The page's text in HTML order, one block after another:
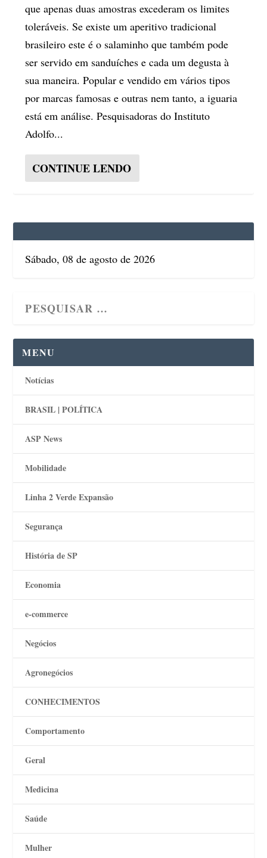
que apenas duas amostras excederam os limites
toleráveis. Se existe um aperitivo tradicional
brasileiro este é o salaminho que também pode
ser servido em sanduíches e cada um degusta à
sua maneira. Popular e vendido em vários tipos
por marcas famosas e outras nem tanto, a iguaria
está em análise. Pesquisadoras do Instituto
Adolfo...
CONTINUE LENDO
Sábado, 08 de agosto de 2026
MENU
Notícias
BRASIL | POLÍTICA
ASP News
Mobilidade
Linha 2 Verde Expansão
Segurança
História de SP
Economia
e-commerce
Negócios
Agronegócios
CONHECIMENTOS
Comportamento
Geral
Medicina
Saúde
Mulher